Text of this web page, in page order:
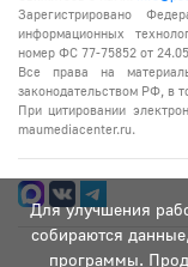
Для улучшения
собираются
программы.
Зарегистрировано
информационных
номер ФС 77-75852 от
Все права на
законодательством РФ, в
При цитировании
maumediacenter.ru.